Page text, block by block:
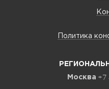
Политика
Москва +7